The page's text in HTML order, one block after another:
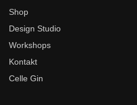
Shop
Design Studio
Workshops
Kontakt
Celle Gin